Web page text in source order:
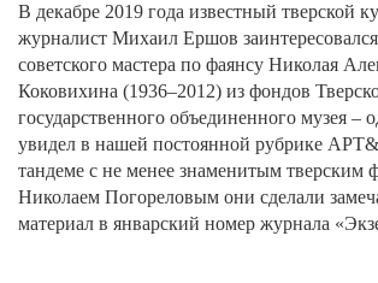
В декабре 2019 года известный тверской
журналист Михаил Ершов
советского мастера по фаянсу Николая
Коковихина (1936–2012) из фондов
государственного объединенного музея –
увидел в нашей постоянной рубрике
тандеме с не менее знаменитым тверским
Николаем Погореловым они сделали
материал в январский номер журнала